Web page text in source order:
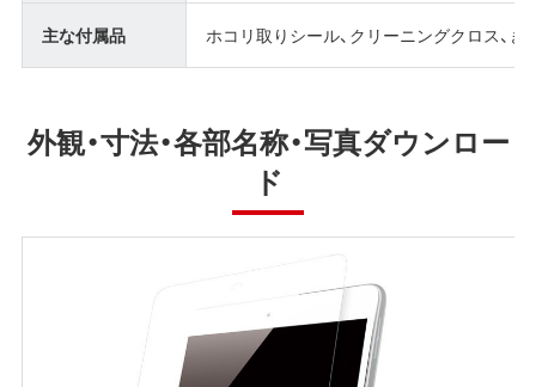
主な付属品 ホコリ取りシール、クリーニングクロス、
外観・寸法・各部名称・写真ダウンロー
ド